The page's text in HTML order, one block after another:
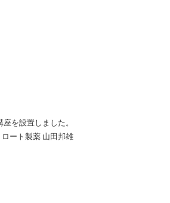
を設置しました。
ート製薬 山田邦雄